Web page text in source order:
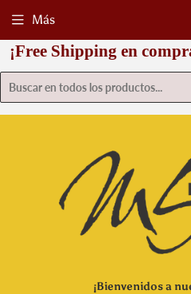
¡Free Shipping en
¡Bienvenidos a
Más